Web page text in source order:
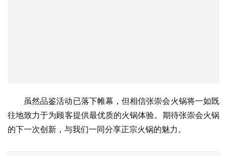
虽然品鉴活动已落下帷幕，但相信张崇会火锅将一如既
往地致力于为顾客提供最优质的火锅体验。期待张崇会火锅
的下一次创新，与我们一同分享正宗火锅的魅力。